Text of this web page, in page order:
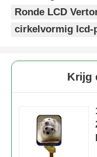
VLCD-paneel
Ronde LCD
cirkelvormig lcd-
Krijg